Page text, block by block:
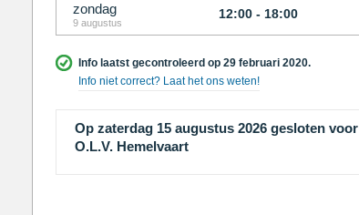
zondag
9 augustus
12:00 - 18:00
Info laatst gecontroleerd op 29 februari 2020.
Info niet correct? Laat het ons weten!
Op zaterdag 15 augustus 2026 gesloten voor
O.L.V. Hemelvaart